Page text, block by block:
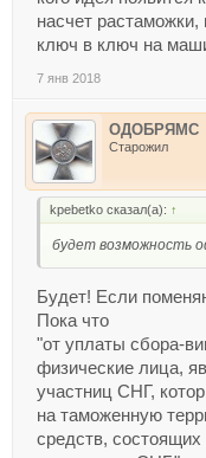
насчет
ключ в ключ на
7 янв 2018
ОДОБРЯМС
Старожил
kpebetko сказал(а): ↑
будет возможность
Будет! Если
Пока что
"от уплаты сбора-
физические лица,
участниц СНГ,
на таможенную
средств, состоящих